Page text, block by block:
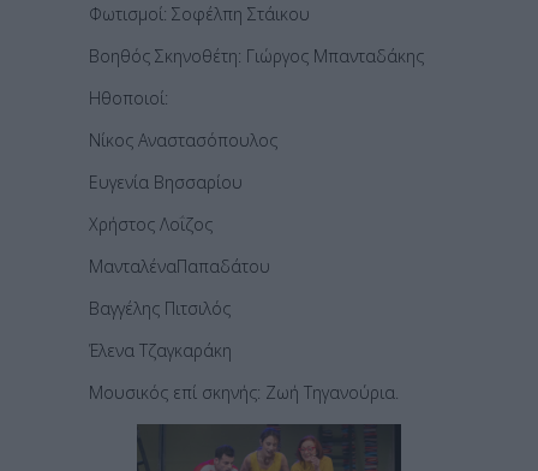
Φωτισμοί: Σοφέλπη Στάικου
Βοηθός Σκηνοθέτη: Γιώργος Μπανταδάκης
Ηθοποιοί:
Νίκος Αναστασόπουλος
Ευγενία Βησσαρίου
Χρήστος Λοΐζος
ΜανταλέναΠαπαδάτου
Βαγγέλης Πιτσιλός
Έλενα Τζαγκαράκη
Μουσικός επί σκηνής: Ζωή Τηγανούρια.